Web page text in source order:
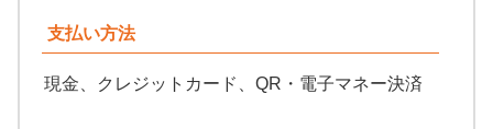
支払い方法
現金、クレジットカード、QR・電子マネー決済